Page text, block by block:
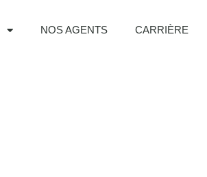
NOS AGENTS CARRIÈRE